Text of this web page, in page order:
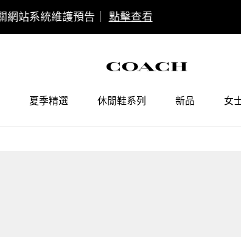
COACH會員權益調整通知
夏季精選 休閒鞋系列 新品 女